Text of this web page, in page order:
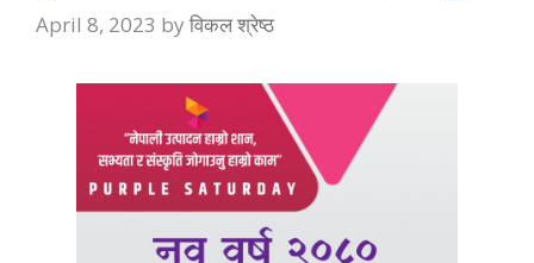
April 8, 2023 by विकल श्रेष्ठ